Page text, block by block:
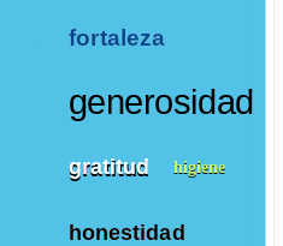
fortaleza
generosidad
gratitud higiene
honestidad